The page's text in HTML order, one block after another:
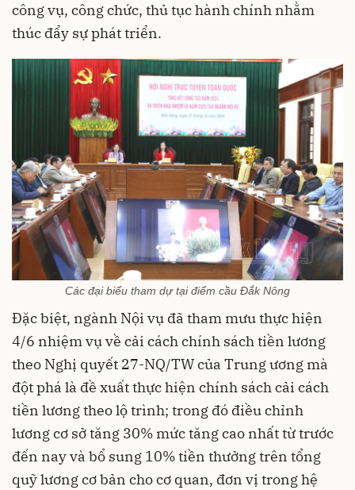
công vụ, công chức, thủ tục hành chính nhằm
thúc đẩy sự phát triển.
Các đại biểu tham dự tại điểm cầu Đắk Nông
Đặc biệt, ngành Nội vụ đã tham mưu thực hiện
4/6 nhiệm vụ về cải cách chính sách tiền lương
theo Nghị quyết 27-NQ/TW của Trung ương mà
đột phá là đề xuất thực hiện chính sách cải cách
tiền lương theo lộ trình; trong đó điều chỉnh
lương cơ sở tăng 30% mức tăng cao nhất từ trước
đến nay và bổ sung 10% tiền thưởng trên tổng
quỹ lương cơ bản cho cơ quan, đơn vị trong hệ